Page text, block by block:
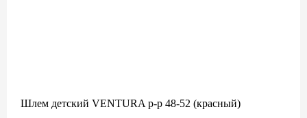
Шлем детский VENTURA р-р 48-52 (красный)